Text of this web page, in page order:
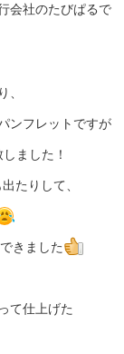
会社のたびぱるで
、
ンフレットですが
ました！
たりして、
きました
て仕上げた